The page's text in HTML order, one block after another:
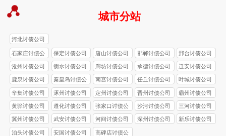
城市分站
河北讨债公司
石家庄讨债公
司
保定讨债公司 唐山讨债公司 邯郸讨债公司 邢台讨债公司
沧州讨债公司 衡水讨债公司 廊坊讨债公司 承德讨债公司 迁安讨债公司
鹿泉讨债公司
秦皇岛讨债公
司
南宫讨债公司 任丘讨债公司 叶城讨债公司
辛集讨债公司 涿州讨债公司 定州讨债公司 晋州讨债公司 霸州讨债公司
黄骅讨债公司 遵化讨债公司
张家口讨债公
司
沙河讨债公司 三河讨债公司
冀州讨债公司 武安讨债公司 河间讨债公司 深州讨债公司 新乐讨债公司
泊头讨债公司 安国讨债公司
高碑店讨债公